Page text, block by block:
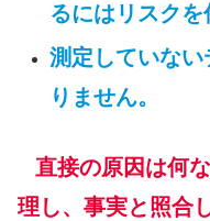
るにはリスクを
測定していな
りません。
直接の原因は何
理し、事実と照合